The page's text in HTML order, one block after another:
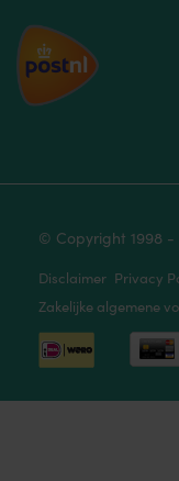
© Copyright 1998 -
Disclaimer Privacy
Zakelijke algemene